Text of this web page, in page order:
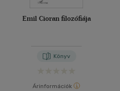
Emil Cioran filozófiája
Könyv
Árinformációk